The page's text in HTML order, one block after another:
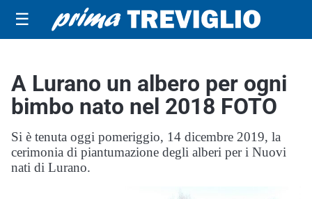
☰
A Lurano un albero per ogni
bimbo nato nel 2018 FOTO
Si è tenuta oggi pomeriggio, 14 dicembre 2019, la
cerimonia di piantumazione degli alberi per i Nuovi
nati di Lurano.